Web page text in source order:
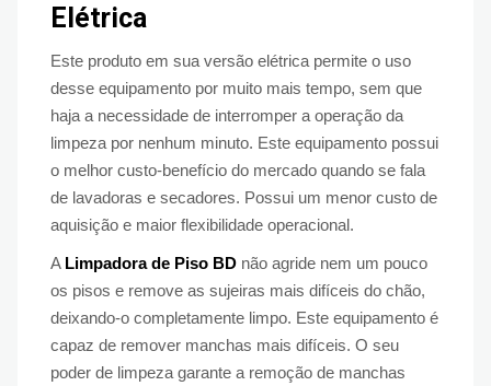
Elétrica
Este produto em sua versão elétrica permite o uso
desse equipamento por muito mais tempo, sem que
haja a necessidade de interromper a operação da
limpeza por nenhum minuto. Este equipamento possui
o melhor custo-benefício do mercado quando se fala
de lavadoras e secadores. Possui um menor custo de
aquisição e maior flexibilidade operacional.
A Limpadora de Piso BD não agride nem um pouco
os pisos e remove as sujeiras mais difíceis do chão,
deixando-o completamente limpo. Este equipamento é
capaz de remover manchas mais difíceis. O seu
poder de limpeza garante a remoção de manchas